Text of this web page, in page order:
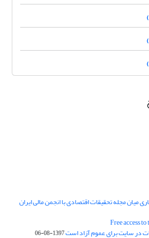
میان مجله تحقیقات اقتصادی با انجمن مالی ایران
Free access
در سایت برای عموم آزاد است1397-08-06